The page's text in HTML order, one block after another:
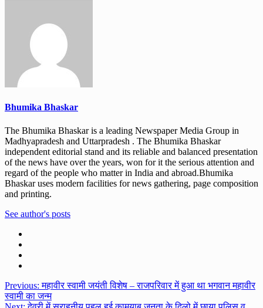
Bhumika Bhaskar
The Bhumika Bhaskar is a leading Newspaper Media Group in
Madhyapradesh and Uttarpradesh . The Bhumika Bhaskar
independent editorial stand and its reliable and balanced presentation
of the news have over the years, won for it the serious attention and
regard of the people who matter in India and abroad.Bhumika
Bhaskar uses modern facilities for news gathering, page composition
and printing.
See author's posts
Post
navigation
Previous:महावीर स्वामी जयंती विशेष – राजपरिवार में हुआ था भगवान महावीर
स्वामी का जन्म